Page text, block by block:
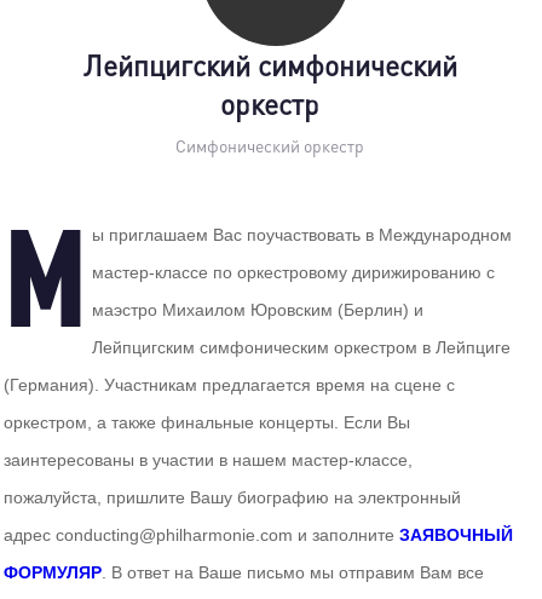
М
ы приглашаем Вас поучаствовать в Международном
мастер-классе по оркестровому дирижированию с
маэстро Михаилом Юровским (Берлин) и
Лейпцигским симфоническим оркестром в Лейпциге
(Германия). Участникам предлагается время на сцене с
оркестром, а также финальные концерты. Если Вы
заинтересованы в участии в нашем мастер-классе,
пожалуйста, пришлите Вашу биографию на электронный
адрес conducting@philharmonie.com и заполните ЗАЯВОЧНЫЙ
ФОРМУЛЯР. В ответ на Ваше письмо мы отправим Вам все
Лейпцигский симфонический
оркестр
Симфонический оркестр